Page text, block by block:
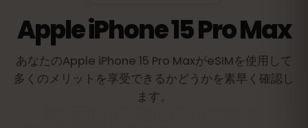
Apple iPhone 15 Pro Max
あなたのApple iPhone 15 Pro MaxがeSIMを使用して
多くのメリットを享受できるかどうかを素早く確認し
ます。